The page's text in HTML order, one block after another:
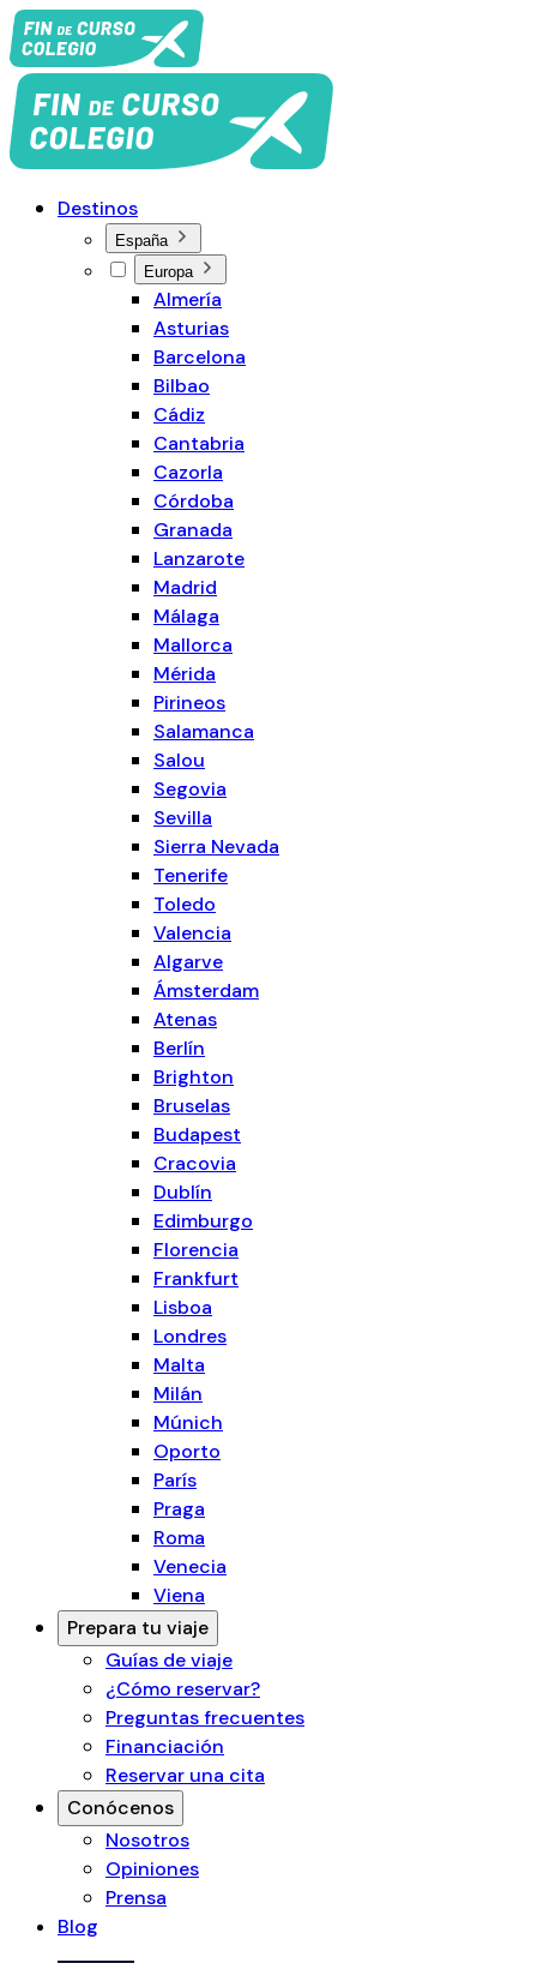
Destinos
España
Europa
Almería
Asturias
Barcelona
Bilbao
Cádiz
Cantabria
Cazorla
Córdoba
Granada
Lanzarote
Madrid
Málaga
Mallorca
Mérida
Pirineos
Salamanca
Salou
Segovia
Sevilla
Sierra Nevada
Tenerife
Toledo
Valencia
Algarve
Ámsterdam
Atenas
Berlín
Brighton
Bruselas
Budapest
Cracovia
Dublín
Edimburgo
Florencia
Frankfurt
Lisboa
Londres
Malta
Milán
Múnich
Oporto
París
Praga
Roma
Venecia
Viena
Prepara tu viaje
Guías de viaje
¿Cómo reservar?
Preguntas frecuentes
Financiación
Reservar una cita
Conócenos
Nosotros
Opiniones
Prensa
Blog